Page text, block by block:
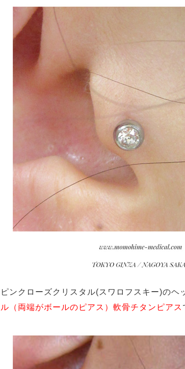
ピンクローズクリスタル(スワロフスキー)のヘ
ル（両端がボールのピアス）軟骨チタンピアス